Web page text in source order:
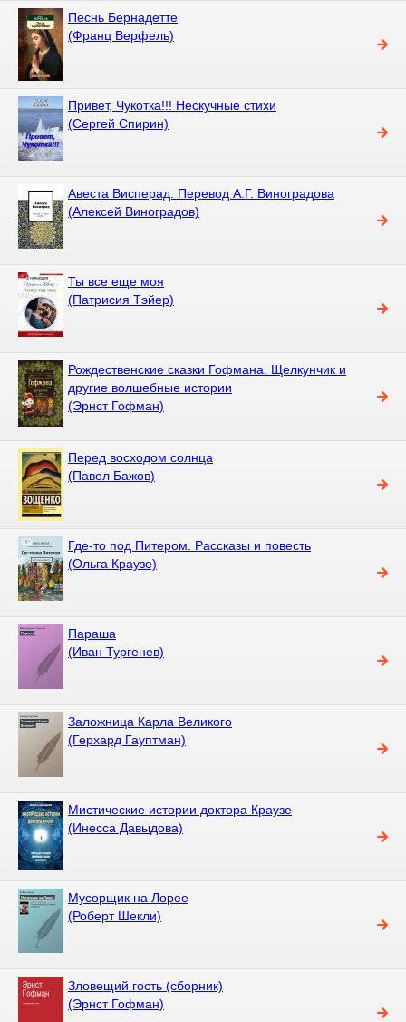
Песнь Бернадетте
(Франц Верфель)
Привет, Чукотка!!! Нескучные стихи
(Сергей Спирин)
Авеста Висперад. Перевод А.Г. Виноградова
(Алексей Виноградов)
Ты все еще моя
(Патрисия Тэйер)
Рождественские сказки Гофмана. Щелкунчик и
другие волшебные истории
(Эрнст Гофман)
Перед восходом солнца
(Павел Бажов)
Где-то под Питером. Рассказы и повесть
(Ольга Краузе)
Параша
(Иван Тургенев)
Заложница Карла Великого
(Герхард Гауптман)
Мистические истории доктора Краузе
(Инесса Давыдова)
Мусорщик на Лорее
(Роберт Шекли)
Зловещий гость (сборник)
(Эрнст Гофман)